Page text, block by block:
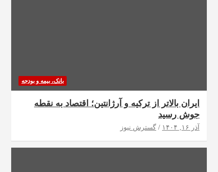
بانک، بیمه و بودجه
ایران بالاتر از ترکیه و آرژانتین؛ اقتصاد به نقطه
جوش رسید
آذر ۱۶, ۱۴۰۴ گسترش نیوز